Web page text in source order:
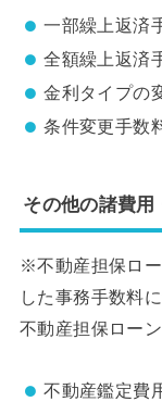
一部繰上返済
全額繰上返済
金利タイプの
条件変更手数
その他の諸費用
※不動産担保ロ
した事務手数料
不動産担保ロー
不動産鑑定費